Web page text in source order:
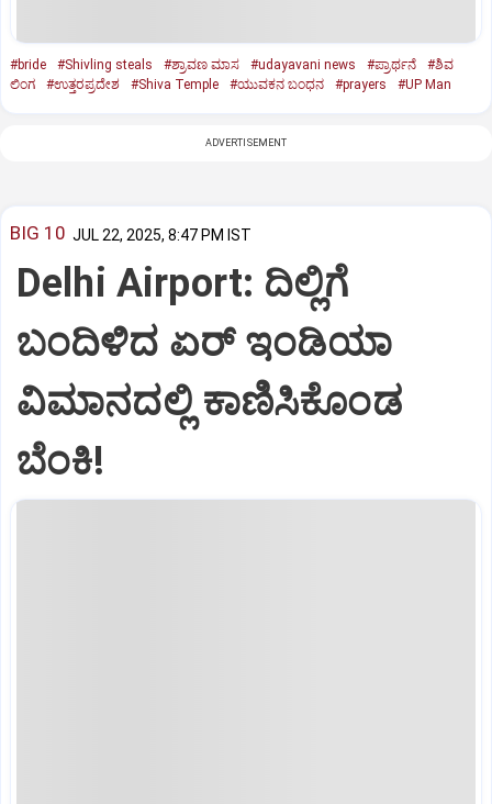
#bride #Shivling steals #ಶ್ರಾವಣ ಮಾಸ #udayavani news #ಪ್ರಾರ್ಥನೆ
#ಶಿವ
ಲಿಂಗ
#ಉತ್ತರಪ್ರದೇಶ #Shiva Temple #ಯುವಕನ ಬಂಧನ #prayers #UP Man
ADVERTISEMENT
BIG 10 JUL 22, 2025, 8:47 PM IST
Delhi Airport: ದಿಲ್ಲಿಗೆ
ಬಂದಿಳಿದ ಏರ್‌ ಇಂಡಿಯಾ
ವಿಮಾನದಲ್ಲಿ ಕಾಣಿಸಿಕೊಂಡ
ಬೆಂಕಿ!